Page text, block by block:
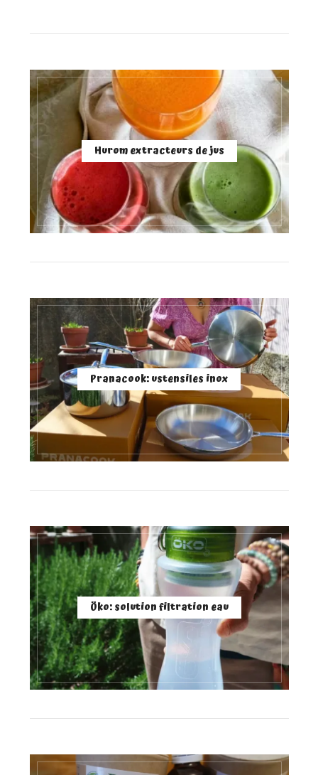
Hurom extracteurs de jus
Pranacook: ustensiles inox
Öko: solution filtration eau